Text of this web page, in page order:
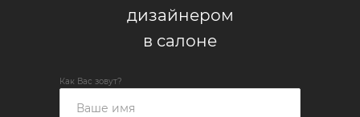
Как Вас зовут?
дизайнером
в салоне